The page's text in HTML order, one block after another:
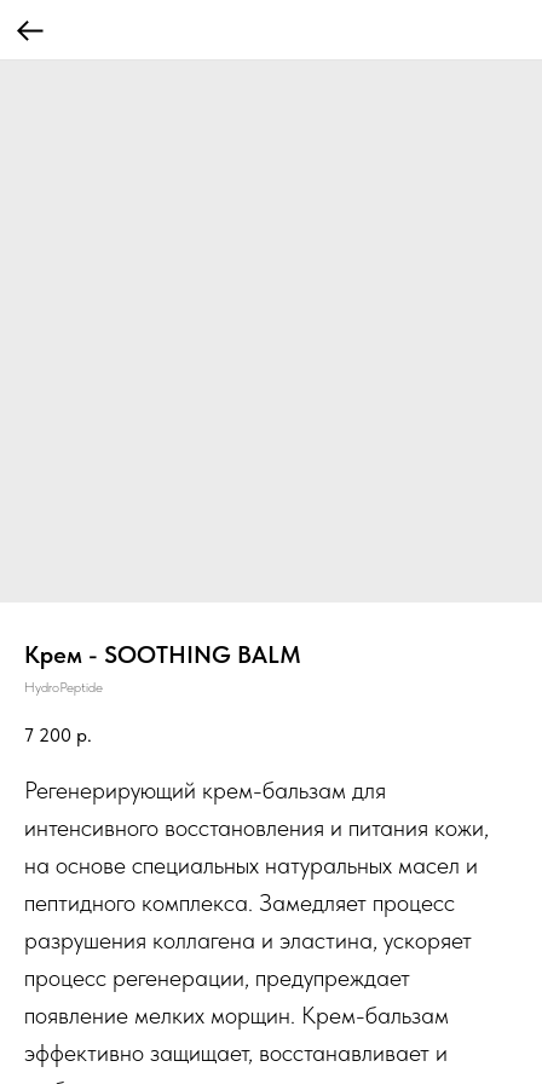
Крем - SOOTHING BALM
HydroPeptide
7 200 р.
Регенерирующий крем-бальзам для
интенсивного восстановления и питания кожи,
на основе специальных натуральных масел и
пептидного комплекса. Замедляет процесс
разрушения коллагена и эластина, ускоряет
процесс регенерации, предупреждает
появление мелких морщин. Крем-бальзам
эффективно защищает, восстанавливает и